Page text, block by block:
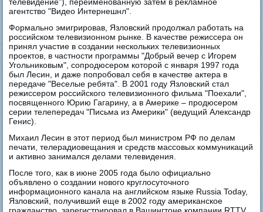
агентство "Видео Интернешнл".
Формально эмигрировав, Язловский продолжал работать на
российском телевизионном рынке. В качестве режиссера он
принял участие в создании нескольких телевизионных
проектов, в частности программы "Добрый вечер с Игорем
Угольниковым", сопродюсером которой с января 1997 года
был Лесин, и даже попробовал себя в качестве актера в
передаче "Веселые ребята". В 2001 году Язловский стал
режиссером российского телевизионного фильма "Поехали",
посвященного Юрию Гагарину, а в Америке – продюсером
серии телепередач "Письма из Америки" (ведущий Александр
Генис).
Михаил Лесин в этот период был министром РФ по делам
печати, телерадиовещания и средств массовых коммуникаций
и активно занимался делами телевидения.
После того, как в июне 2005 года было официально
объявлено о создании нового круглосуточного
информационного канала на английском языке Russia Today,
Язловский, получивший еще в 2002 году американское
гражданство, зарегистрировал в Вашингтоне компании RTTV